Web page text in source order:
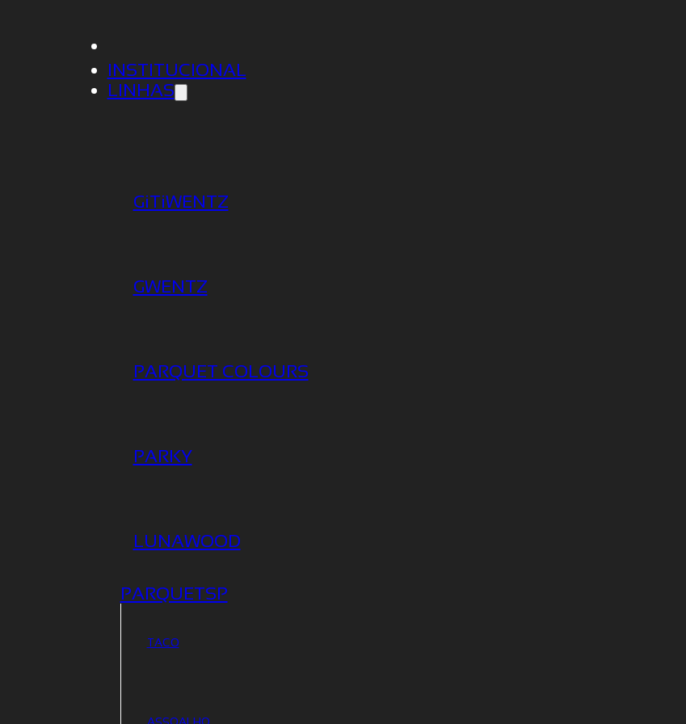
INSTITUCIONAL
LINHAS
GiTiWENTZ
GWENTZ
PARQUET COLOURS
PARKY
LUNAWOOD
PARQUETSP
TACO